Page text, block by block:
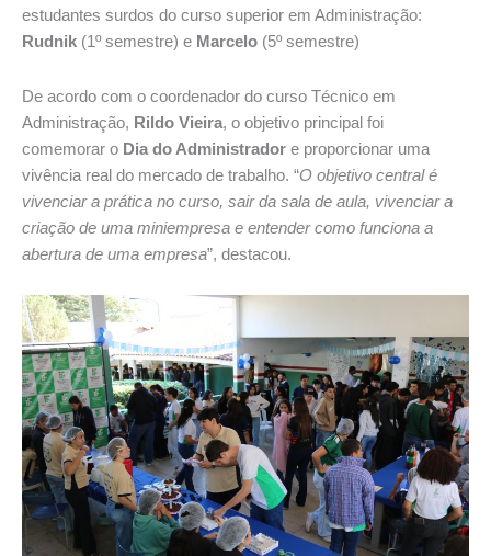
estudantes surdos do curso superior em Administração:
Rudnik (1º semestre) e Marcelo (5º semestre)
De acordo com o coordenador do curso Técnico em
Administração, Rildo Vieira, o objetivo principal foi
comemorar o Dia do Administrador e proporcionar uma
vivência real do mercado de trabalho. “O objetivo central é
vivenciar a prática no curso, sair da sala de aula, vivenciar a
criação de uma miniempresa e entender como funciona a
abertura de uma empresa”, destacou.